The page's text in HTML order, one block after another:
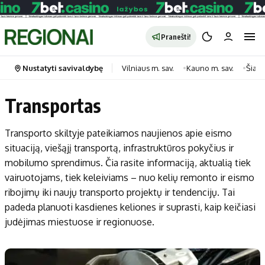
Pranešti!
Portalas
Pradinis puslapis
Savivaldybės
Naujausi
Regionai
Lietuva
Pasaulis
Politika
Transportas
Gyvenimas
Horoskopai
Laisvalaikis
Maistas
Technologijos
Nustatyti savivaldybę Vilniaus m. sav. Kauno m. sav.
Transportas
Transporto skiltyje pateikiamos naujienos apie eismo
situaciją, viešąjį transportą, infrastruktūros pokyčius ir
mobilumo sprendimus. Čia rasite informaciją, aktualią tiek
vairuotojams, tiek keleiviams – nuo kelių remonto ir eismo
ribojimų iki naujų transporto projektų ir tendencijų. Tai
padeda planuoti kasdienes keliones ir suprasti, kaip keičiasi
judėjimas miestuose ir regionuose.